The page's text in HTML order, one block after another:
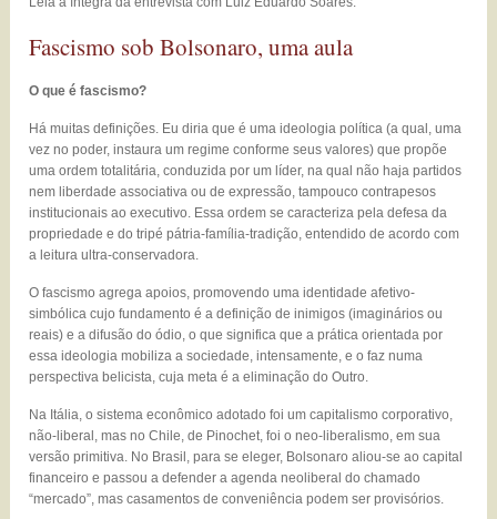
Fascismo sob Bolsonaro, uma aula
O que é fascismo?
Há muitas definições. Eu diria que é uma ideologia política (a qual, uma
vez no poder, instaura um regime conforme seus valores) que propõe
uma ordem totalitária, conduzida por um líder, na qual não haja partidos
nem liberdade associativa ou de expressão, tampouco contrapesos
institucionais ao executivo. Essa ordem se caracteriza pela defesa da
propriedade e do tripé pátria-família-tradição, entendido de acordo com
a leitura ultra-conservadora.
O fascismo agrega apoios, promovendo uma identidade afetivo-
simbólica cujo fundamento é a definição de inimigos (imaginários ou
reais) e a difusão do ódio, o que significa que a prática orientada por
essa ideologia mobiliza a sociedade, intensamente, e o faz numa
perspectiva belicista, cuja meta é a eliminação do Outro.
Na Itália, o sistema econômico adotado foi um capitalismo corporativo,
não-liberal, mas no Chile, de Pinochet, foi o neo-liberalismo, em sua
versão primitiva. No Brasil, para se eleger, Bolsonaro aliou-se ao capital
financeiro e passou a defender a agenda neoliberal do chamado
“mercado”, mas casamentos de conveniência podem ser provisórios.